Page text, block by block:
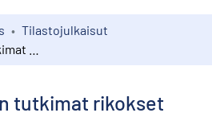
Tilastojulkaisut
tutkimat rikokset